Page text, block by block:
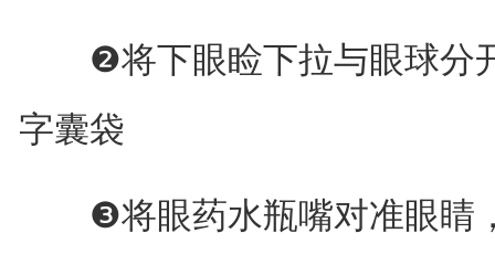
❷将下眼睑下拉与眼球分
字囊袋
❸将眼药水瓶嘴对准眼睛